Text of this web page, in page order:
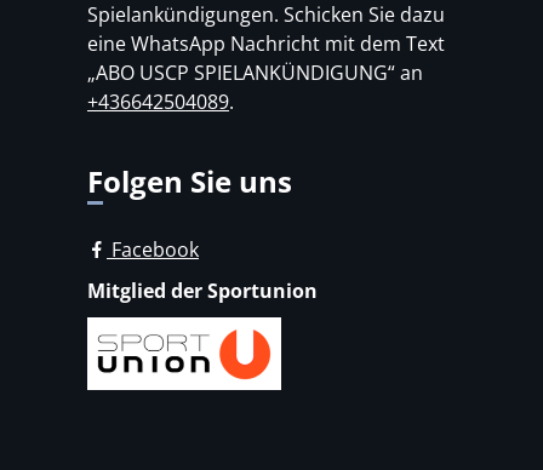
Spielankündigungen. Schicken Sie dazu
eine WhatsApp Nachricht mit dem Text
„ABO USCP SPIELANKÜNDIGUNG“ an
+436642504089.
Folgen Sie uns
Facebook
Mitglied der Sportunion